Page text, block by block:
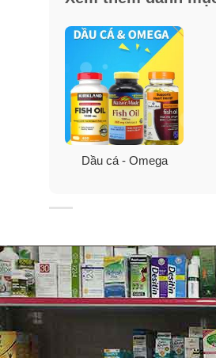
Eicosapentaenoic acid là
có nhiều hoạt động điện
Đây là lý do tại sao thiếu
EPA: EFA cho tim:
xơ vữa động mạch.
Thiếu EPA có thể dẫn đến
Tại sao các Axit béo
Dầu cá - Omega